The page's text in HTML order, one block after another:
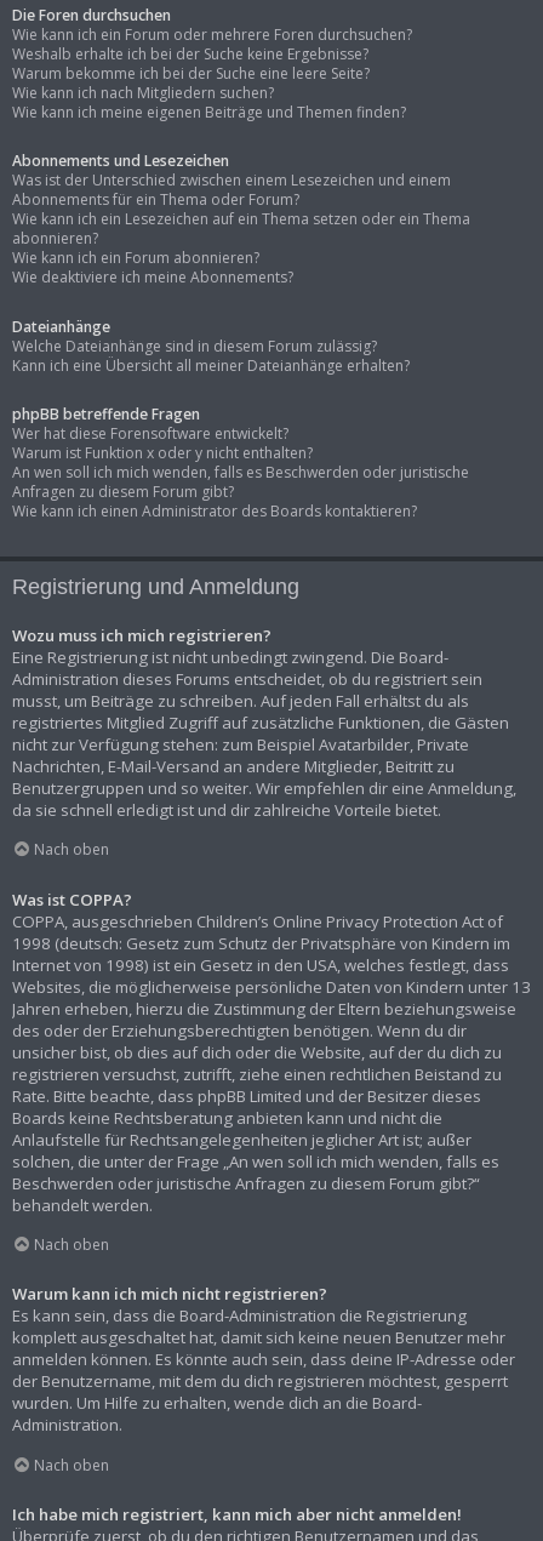
Die Foren durchsuchen
Wie kann ich ein Forum oder mehrere Foren durchsuchen?
Weshalb erhalte ich bei der Suche keine Ergebnisse?
Warum bekomme ich bei der Suche eine leere Seite?
Wie kann ich nach Mitgliedern suchen?
Wie kann ich meine eigenen Beiträge und Themen finden?
Abonnements und Lesezeichen
Was ist der Unterschied zwischen einem Lesezeichen und einem
Abonnements für ein Thema oder Forum?
Wie kann ich ein Lesezeichen auf ein Thema setzen oder ein Thema
abonnieren?
Wie kann ich ein Forum abonnieren?
Wie deaktiviere ich meine Abonnements?
Dateianhänge
Welche Dateianhänge sind in diesem Forum zulässig?
Kann ich eine Übersicht all meiner Dateianhänge erhalten?
phpBB betreffende Fragen
Wer hat diese Forensoftware entwickelt?
Warum ist Funktion x oder y nicht enthalten?
An wen soll ich mich wenden, falls es Beschwerden oder juristische
Anfragen zu diesem Forum gibt?
Wie kann ich einen Administrator des Boards kontaktieren?
Registrierung und Anmeldung
Wozu muss ich mich registrieren?
Eine Registrierung ist nicht unbedingt zwingend. Die Board-
Administration dieses Forums entscheidet, ob du registriert sein
musst, um Beiträge zu schreiben. Auf jeden Fall erhältst du als
registriertes Mitglied Zugriff auf zusätzliche Funktionen, die Gästen
nicht zur Verfügung stehen: zum Beispiel Avatarbilder, Private
Nachrichten, E-Mail-Versand an andere Mitglieder, Beitritt zu
Benutzergruppen und so weiter. Wir empfehlen dir eine Anmeldung,
da sie schnell erledigt ist und dir zahlreiche Vorteile bietet.
Nach oben
Was ist COPPA?
COPPA, ausgeschrieben Children’s Online Privacy Protection Act of
1998 (deutsch: Gesetz zum Schutz der Privatsphäre von Kindern im
Internet von 1998) ist ein Gesetz in den USA, welches festlegt, dass
Websites, die möglicherweise persönliche Daten von Kindern unter 13
Jahren erheben, hierzu die Zustimmung der Eltern beziehungsweise
des oder der Erziehungsberechtigten benötigen. Wenn du dir
unsicher bist, ob dies auf dich oder die Website, auf der du dich zu
registrieren versuchst, zutrifft, ziehe einen rechtlichen Beistand zu
Rate. Bitte beachte, dass phpBB Limited und der Besitzer dieses
Boards keine Rechtsberatung anbieten kann und nicht die
Anlaufstelle für Rechtsangelegenheiten jeglicher Art ist; außer
solchen, die unter der Frage „An wen soll ich mich wenden, falls es
Beschwerden oder juristische Anfragen zu diesem Forum gibt?“
behandelt werden.
Nach oben
Warum kann ich mich nicht registrieren?
Es kann sein, dass die Board-Administration die Registrierung
komplett ausgeschaltet hat, damit sich keine neuen Benutzer mehr
anmelden können. Es könnte auch sein, dass deine IP-Adresse oder
der Benutzername, mit dem du dich registrieren möchtest, gesperrt
wurden. Um Hilfe zu erhalten, wende dich an die Board-
Administration.
Nach oben
Ich habe mich registriert, kann mich aber nicht anmelden!
Überprüfe zuerst, ob du den richtigen Benutzernamen und das